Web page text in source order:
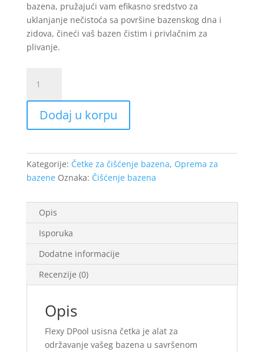
bazena, pružajući vam efikasno sredstvo za
uklanjanje nečistoća sa površine bazenskog dna i
zidova, čineći vaš bazen čistim i privlačnim za
plivanje.
četka
flexy
DPool
količina
Dodaj u korpu
Kategorije: Četke za čišćenje bazena, Oprema za
bazene Oznaka: Čišćenje bazena
Opis
Isporuka
Dodatne informacije
Recenzije (0)
Opis
Flexy DPool usisna četka je alat za
održavanje vašeg bazena u savršenom